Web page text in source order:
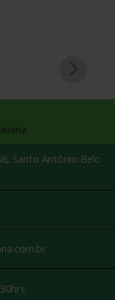
Santo Antônio Belo